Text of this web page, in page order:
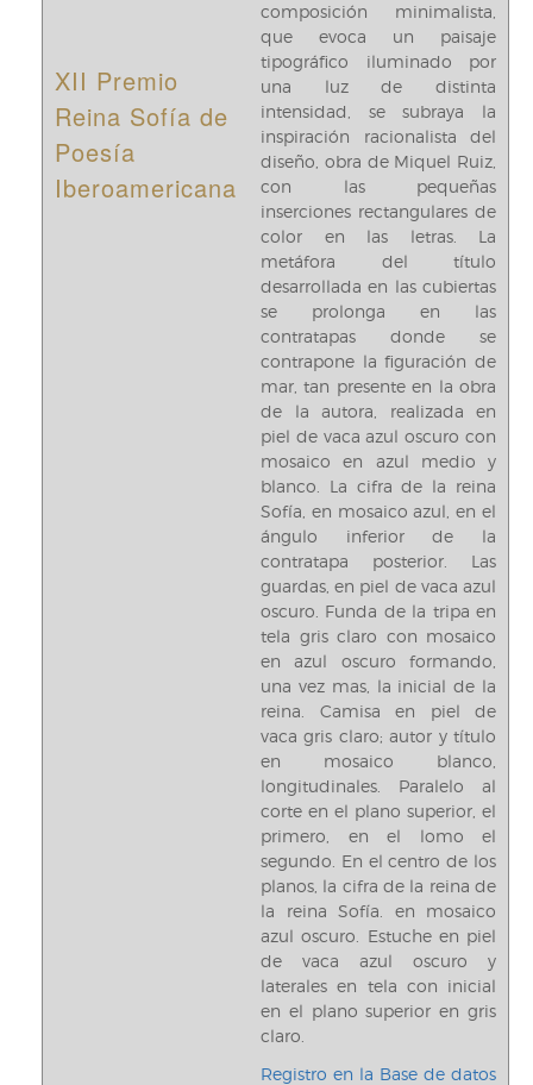
XII Premio
Reina Sofía de
Poesía
Iberoamericana
composición minimalista,
que evoca un paisaje
tipográfico iluminado por
una luz de distinta
intensidad, se subraya la
inspiración racionalista del
diseño, obra de Miquel Ruiz,
con las pequeñas
inserciones rectangulares de
color en las letras. La
metáfora del título
desarrollada en las cubiertas
se prolonga en las
contratapas donde se
contrapone la figuración de
mar, tan presente en la obra
de la autora, realizada en
piel de vaca azul oscuro con
mosaico en azul medio y
blanco. La cifra de la reina
Sofía, en mosaico azul, en el
ángulo inferior de la
contratapa posterior. Las
guardas, en piel de vaca azul
oscuro. Funda de la tripa en
tela gris claro con mosaico
en azul oscuro formando,
una vez mas, la inicial de la
reina. Camisa en piel de
vaca gris claro; autor y título
en mosaico blanco,
longitudinales. Paralelo al
corte en el plano superior, el
primero, en el lomo el
segundo. En el centro de los
planos, la cifra de la reina de
la reina Sofía. en mosaico
azul oscuro. Estuche en piel
de vaca azul oscuro y
laterales en tela con inicial
en el plano superior en gris
claro.
Registro en la Base de datos